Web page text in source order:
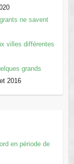
ne savent
villes différentes
grands
2016
en période de